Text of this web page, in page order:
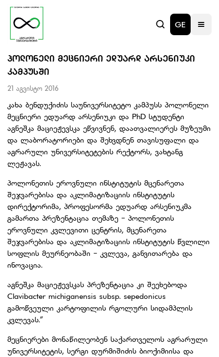
GE
ᲞᲝᲚᲝᲜᲔᲚᲘ ᲛᲔᲪᲜᲘᲔᲠᲘ ᲔᲓᲣᲐᲠᲓ ᲐᲠᲡᲔᲜᲘᲣᲙᲘ
ᲙᲐᲛᲞᲣᲡᲨᲘ
21 აგვისტო 2016
კახა ბენდუქიძის საუნივერსიტეტო კამპუსს პოლონელი
მეცნიერი ედუარდ არსენიუკი და PhD სტუდენტი
აგნეშკა მაციეჟევსკა ეწვივნენ, დაათვალიერეს მუზეუმი
და ლაბორატორიები და შეხვდნენ თავისუფალი და
აგრარული უნივერსიტეტების რექტორს, ვახტანგ
ლეჟავას.
პოლონეთის ეროვნული ინსტიტუტის მცენარეთა
შეჯვარებისა და აკლიმატიზაციის ინსტიტუტის
დირექტორიმა, პროფესორმა ედუარდ არსენიუკმა
გამართა პრეზენტაცია თემაზე - პოლონეთის
ეროვნული კვლევითი ცენტრის, მცენარეთა
შეჯვარებისა და აკლიმატიზაციის ინსტიტუტის წვლილი
სოფლის მეურნეობაში - კვლევა, განვითარება და
ინოვაცია.
აგნეშკა მაციეჟევსკას პრეზენტაცია კი შეეხებოდა
Clavibacter michiganensis subsp. sepedonicus
გამოწვეული კარტოფილის რგოლური სიდამპლის
კვლევას.”
მეცნიერები მონაწილეობენ საქართველოს აგრარული
უნივერსიტეტის, სერგი დურმიშიძის ბიოქიმიისა და